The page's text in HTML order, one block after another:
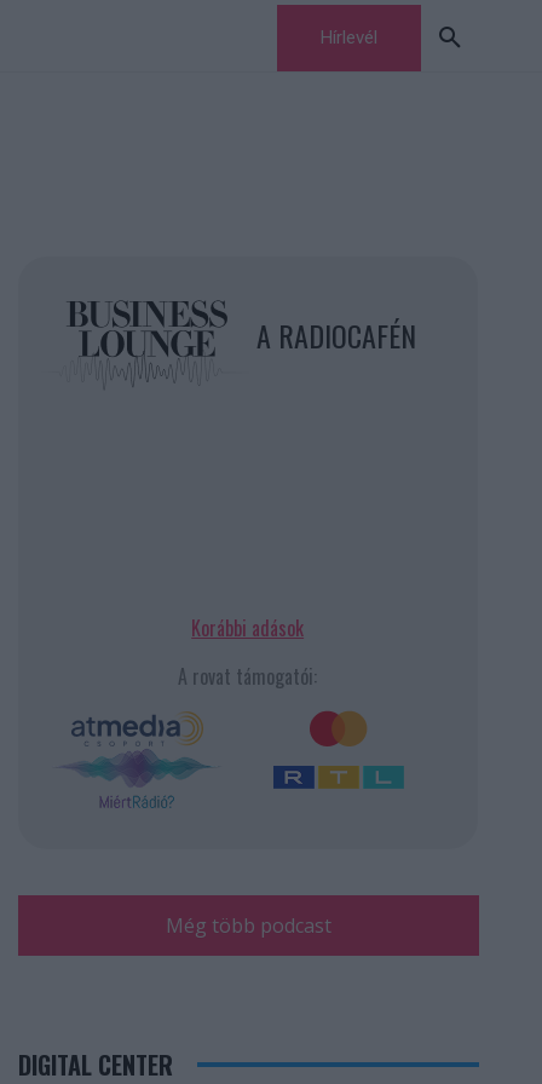
Hírlevél
A RADIOCAFÉN
Korábbi adások
A rovat támogatói:
Még több podcast
DIGITAL CENTER